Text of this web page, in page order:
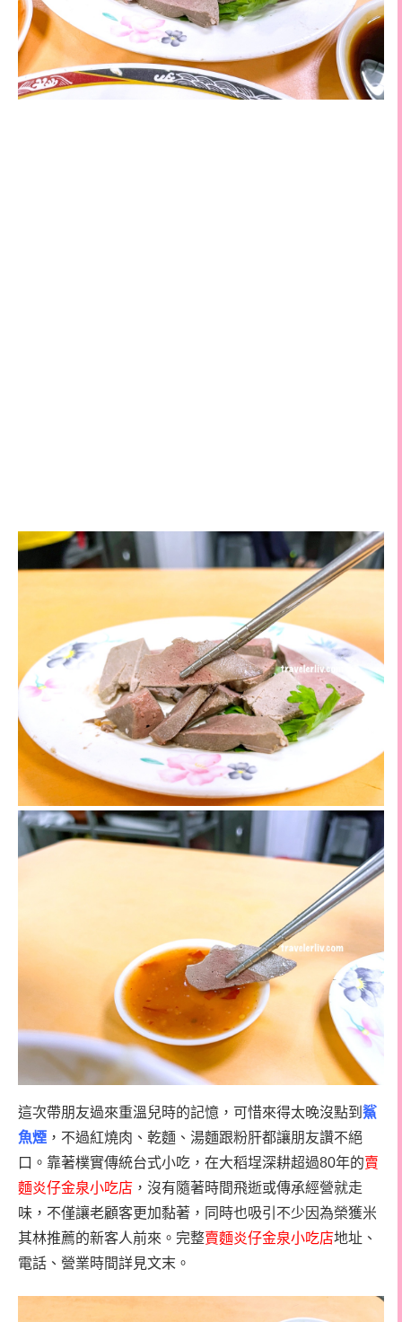
這次帶朋友過來重溫兒時的記憶，可惜來得太晚沒點到 鯊
魚煙 ，不過紅燒肉、乾麵、湯麵跟粉肝都讓朋友讚不絕
口。靠著樸實傳統台式小吃，在大稻埕深耕超過80年的賣
麵炎仔金泉小吃店 ，沒有隨著時間飛逝或傳承經營就走
味，不僅讓老顧客更加黏著，同時也吸引不少因為榮獲米
其林推薦的新客人前來。完整賣麵炎仔金泉小吃店地址、
電話、營業時間詳見文末。